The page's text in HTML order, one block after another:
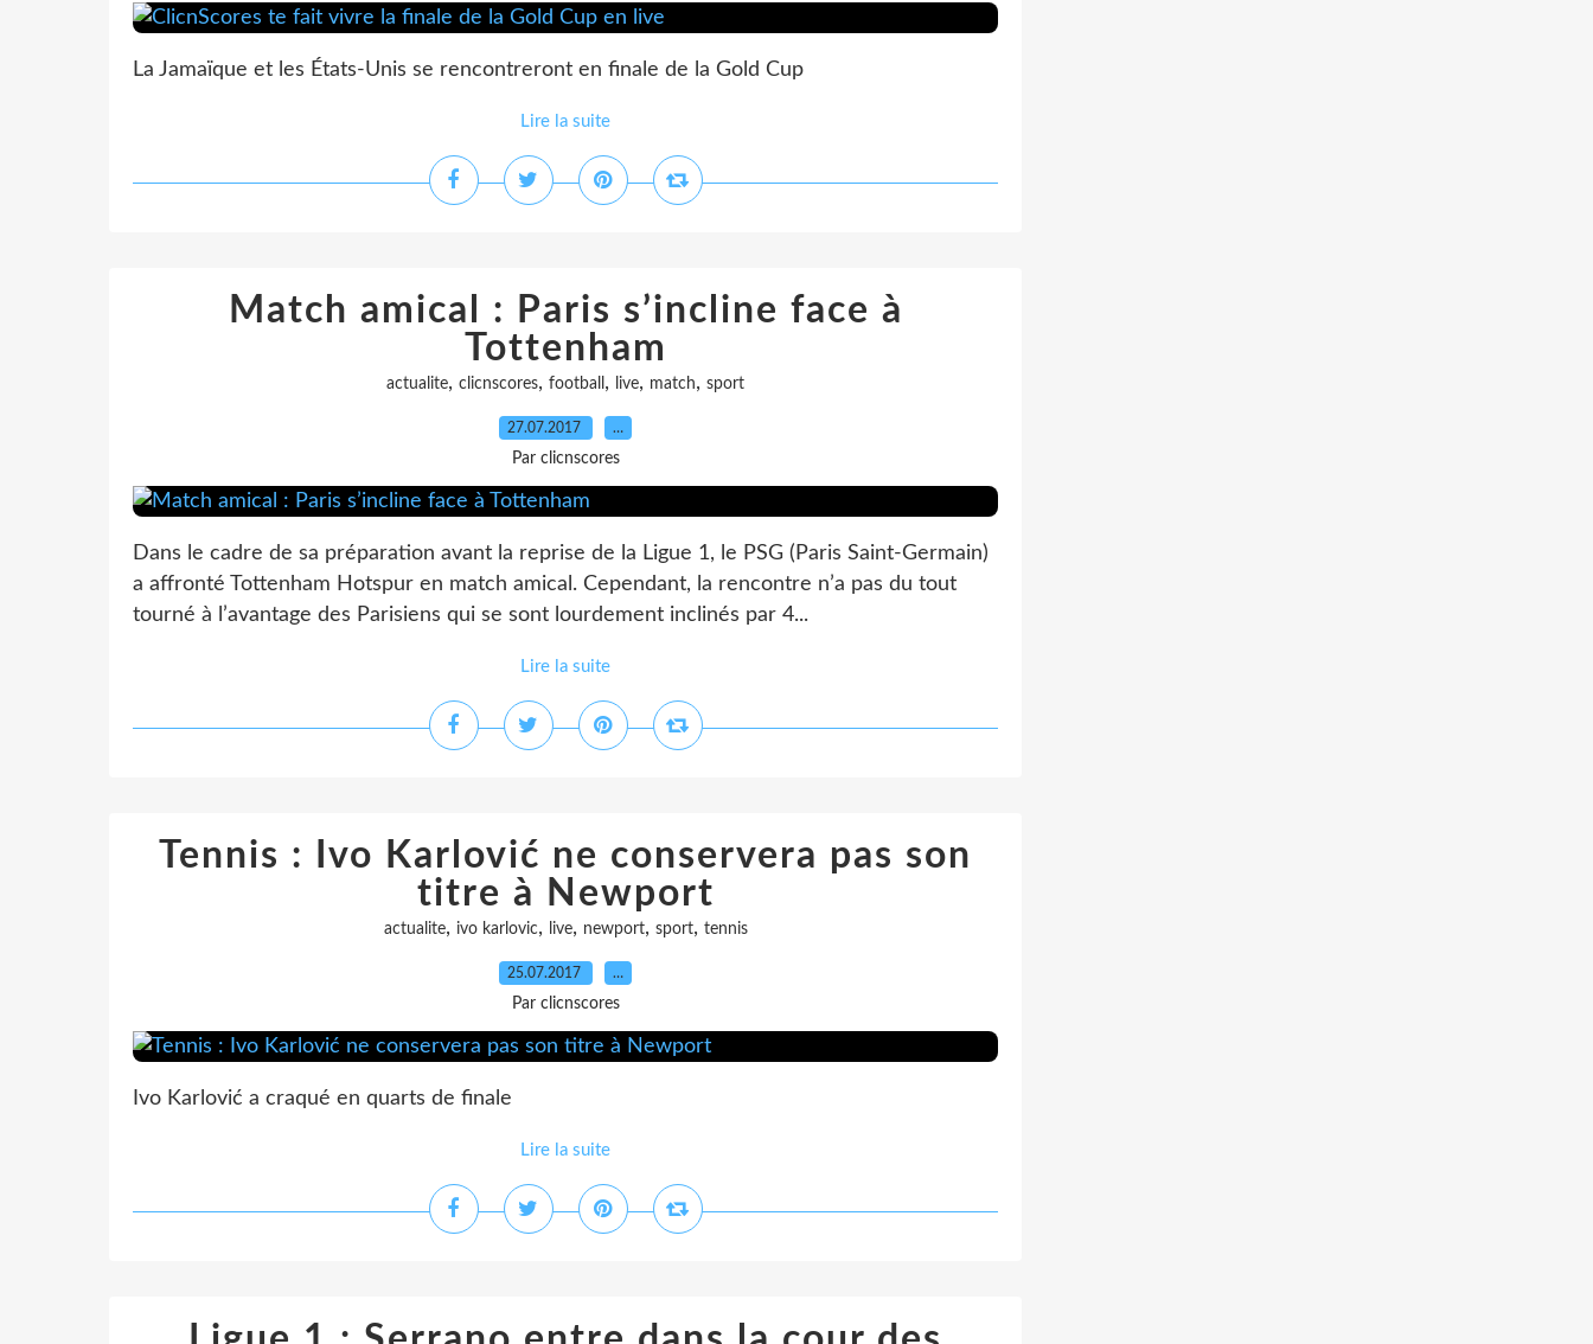
La Jamaïque et les États-Unis se rencontreront en finale de la Gold Cup
Lire la suite
Match amical : Paris s’incline face à
Tottenham
actualite, clicnscores, football , live, match, sport
27.07.2017 …
Par clicnscores
Dans le cadre de sa préparation avant la reprise de la Ligue 1, le PSG (Paris Saint-Germain)
a affronté Tottenham Hotspur en match amical. Cependant, la rencontre n’a pas du tout
tourné à l’avantage des Parisiens qui se sont lourdement inclinés par 4...
Lire la suite
Tennis : Ivo Karlović ne conservera pas son
titre à Newport
actualite, ivo karlovic, live, newport, sport, tennis
25.07.2017 …
Par clicnscores
Ivo Karlović a craqué en quarts de finale
Lire la suite